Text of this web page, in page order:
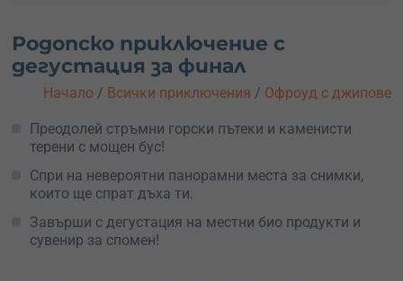
Родопско приключение с
дегустация за финал
Начало / Всички приключения / Офроуд с джипове
Преодолей стръмни горски пътеки и каменисти
терени с мощен бус!
Спри на невероятни панорамни места за снимки,
които ще спрат дъха ти.
Завърши с дегустация на местни био продукти и
сувенир за спомен!